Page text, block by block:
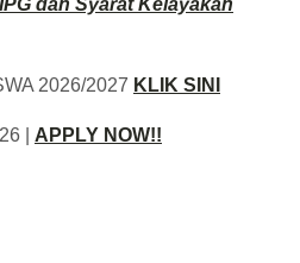
dan Syarat Kelayakan
2026/2027 KLIK SINI
| APPLY NOW!!